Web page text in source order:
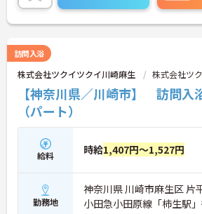
訪問入浴
株式会社ツクイツクイ川崎麻生 株式会社ツ
【神奈川県／川崎市】 訪問入
（パート）
給料 時給1,407円～1,527円
勤務地
神奈川県 川崎市麻生区 片
小田急小田原線「柿生駅